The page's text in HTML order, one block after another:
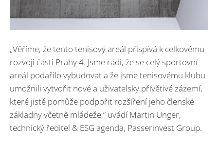
„Věříme, že tento tenisový areál přispívá k celkovému
rozvoji části Prahy 4. Jsme rádi, že se celý sportovní
areál podařilo vybudovat a že jsme tenisovému klubu
umožnili vytvořit nové a uživatelsky přívětivé zázemí,
které jistě pomůže podpořit rozšíření jeho členské
základny včetně mládeže,“ uvádí Martin Unger,
technický ředitel & ESG agenda, Passerinvest Group.